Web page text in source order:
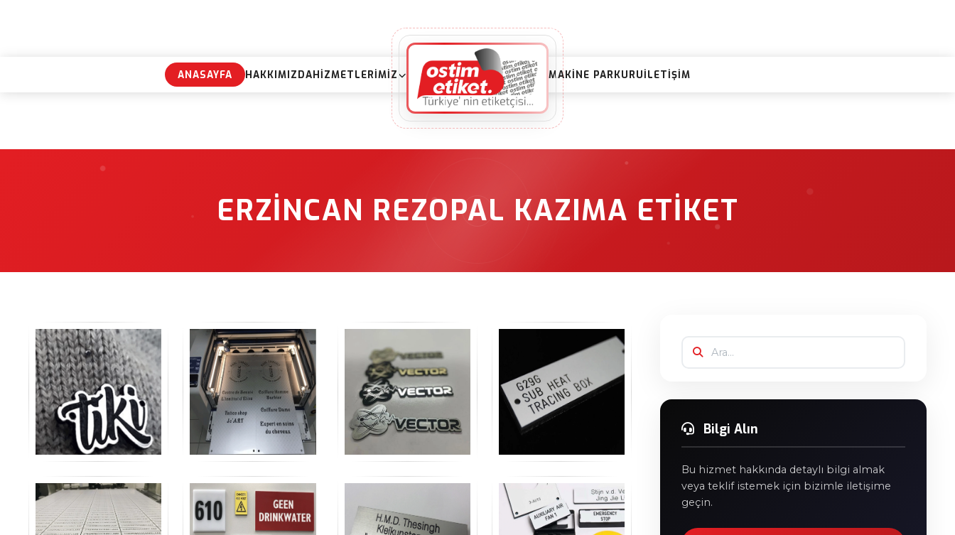
ANASAYFA HAKKIMIZDAHIZMETLERIMIZ MAKINE PARKURUİLETIŞIM
ERZINCAN REZOPAL KAZIMA ETIKET
Bilgi Alın
Bu hizmet hakkında detaylı bilgi almak
veya teklif istemek için bizimle iletişime
geçin.